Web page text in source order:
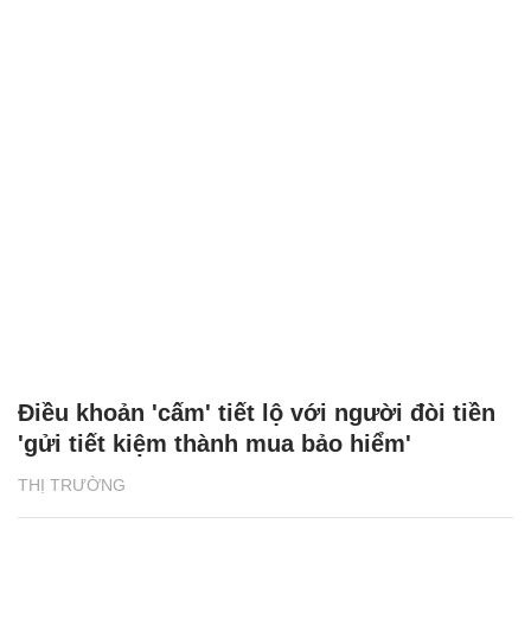
THỊ TRƯỜNG
Điều khoản 'cấm' tiết lộ với người đòi tiền
'gửi tiết kiệm thành mua bảo hiểm'